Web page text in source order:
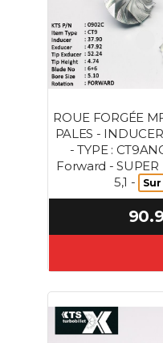
ROUE FORGÉE
PALES -
- TYPE :
Forward - SUPER
5,1 -